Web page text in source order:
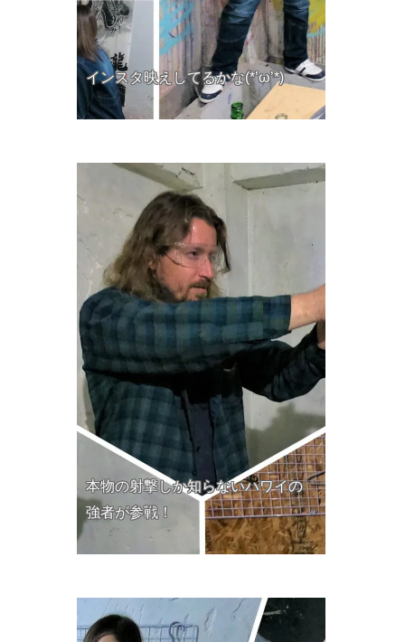
インスタ映えしてるかな(*’ω’*)
本物の射撃しか知らないハワイの
強者が参戦！